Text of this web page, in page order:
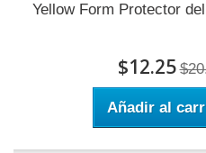
Yellow Form Protector
$12.25
Añadir al